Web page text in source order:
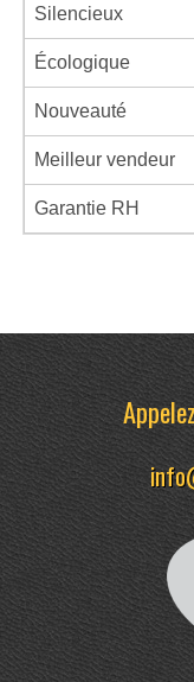
Silencieux
Écologique
Nouveauté
Meilleur vendeur
Garantie RH